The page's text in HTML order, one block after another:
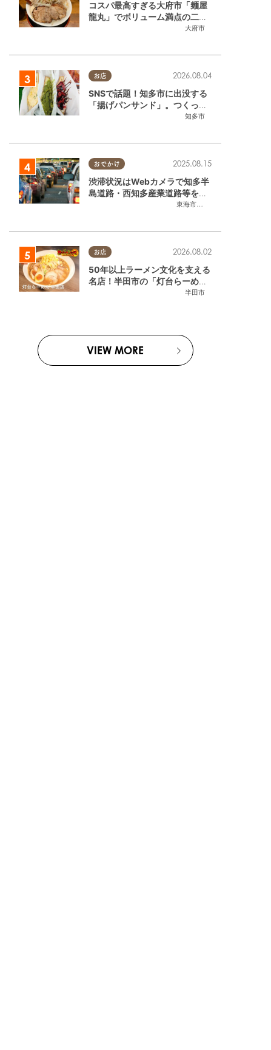
大府市
コスパ最高すぎる大府市「麺屋
龍丸」でボリューム満点の二郎
系ラーメンを堪能してきた
お店
知多市
2026.08.04
SNSで話題！知多市に出没する
「揚げパンサンド」。つくって
いるのはお祭りお兄さん!?【ち
おでかけ
東海市
,大府市
2025.08.15
渋滞状況はWebカメラで知多半
島道路・西知多産業道路等をチ
お店
半田市
2026.08.02
50年以上ラーメン文化を支える
名店！半田市の「灯台らーめん
半田店」へ【熱血ラーメン伝 8
VIEW MORE